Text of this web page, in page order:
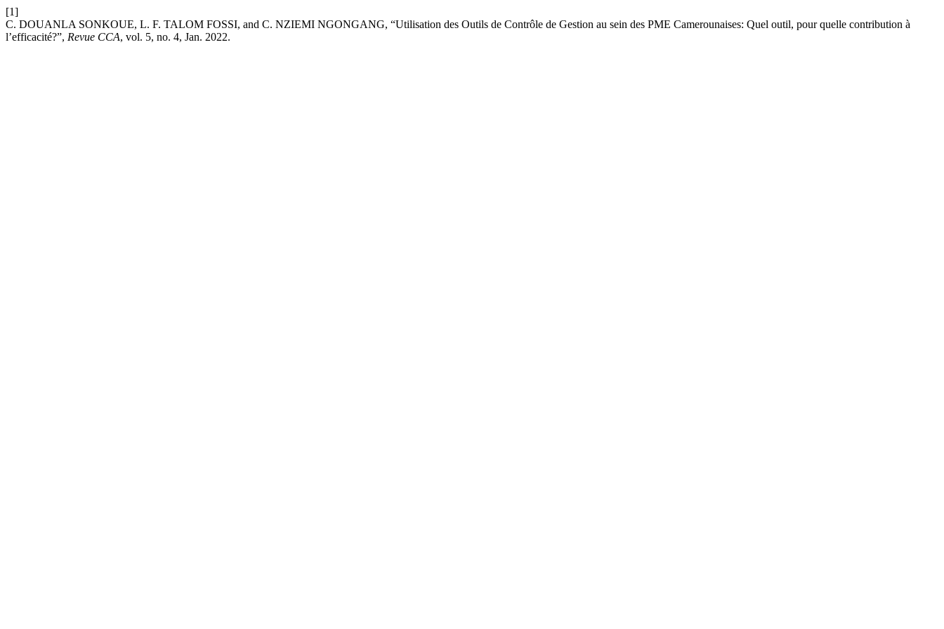
[1]
C. DOUANLA SONKOUE, L. F. TALOM FOSSI, and C. NZIEMI NGONGANG, “Utilisation des Outils de Contrôle de Gestion au sein des PME Camerounaises: Quel outil, pour quelle contribution à
l’efficacité?”, Revue CCA, vol. 5, no. 4, Jan. 2022.